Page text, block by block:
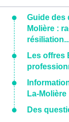
Guide des
Molière :
Les offres
La-Molière
Des